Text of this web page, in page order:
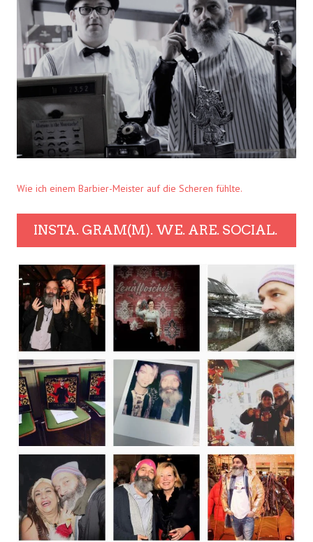
Wie ich einem Barbier-Meister auf die Scheren fühlte.
INSTA. GRAM(M). WE. ARE. SOCIAL.